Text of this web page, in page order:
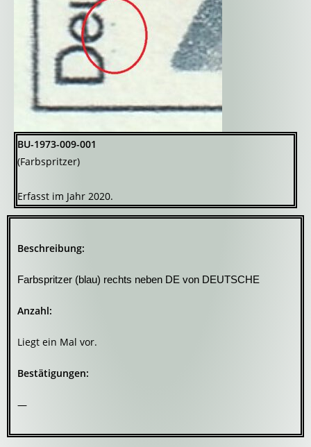
BU-1973-009-001
(Farbspritzer)
Erfasst im Jahr 2020.
Beschreibung:
Farbspritzer (blau) rechts neben DE von DEUTSCHE
Anzahl:
Liegt ein Mal vor.
Bestätigungen:
—